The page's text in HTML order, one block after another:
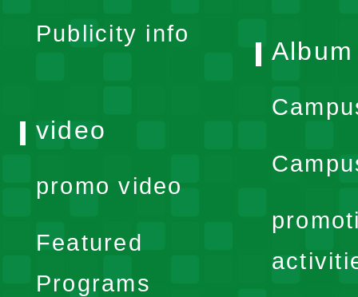
Publicity info
Album
video
promo video
Featured
Programs